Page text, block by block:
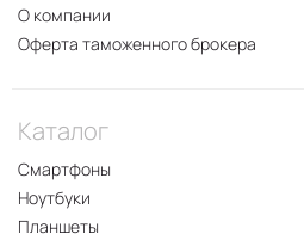
О компании
Оферта таможенного брокера
Каталог
Смартфоны
Ноутбуки
Планшеты